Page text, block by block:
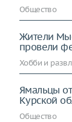
Общество
Жители
провели
Хобби и
Ямальцы
Курской
Общество